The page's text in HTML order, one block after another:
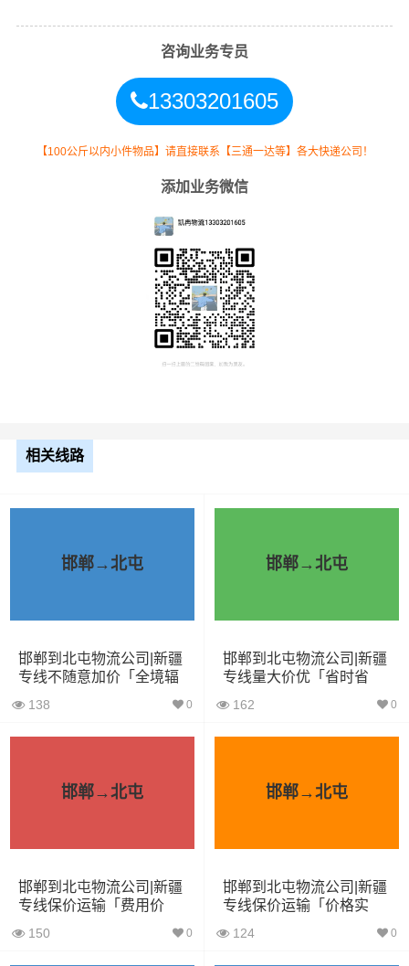
运输
单价 里程 总价
3.5元 3284公里
3284公里
3284公里
3284公里
根据货物类型选择合适车型
车型
积（立
方）
吨 ）
尺寸（米）
中型面
6立方 2.4×1.6×1.9
微型货
车
咨询业务专员
13303201605
【100公斤以内小件物品】请直接联系【三通一达等】各大快递公司！
添加业务微信
相关线路
邯郸→北屯
邯郸到北屯物流公司|新疆
专线不随意加价「全境辐
138 0
邯郸→北屯
邯郸到北屯物流公司|新疆
专线量大价优「省时省
162 0
邯郸→北屯
邯郸到北屯物流公司|新疆
专线保价运输「费用价
150 0
邯郸→北屯
邯郸到北屯物流公司|新疆
专线保价运输「价格实
124 0